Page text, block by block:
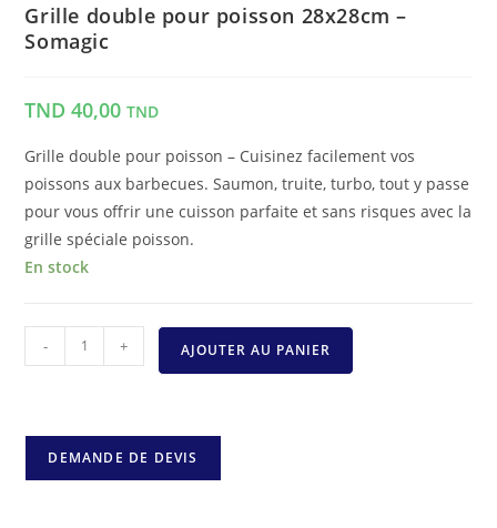
Grille double pour poisson 28x28cm –
Somagic
TND 40,00 TND
Grille double pour poisson – Cuisinez facilement vos
poissons aux barbecues. Saumon, truite, turbo, tout y passe
pour vous offrir une cuisson parfaite et sans risques avec la
grille spéciale poisson.
En stock
- + AJOUTER AU PANIER
DEMANDE DE DEVIS